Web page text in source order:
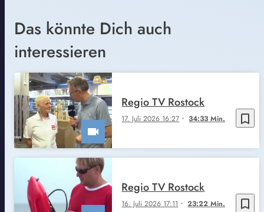
Das könnte Dich auch
interessieren
bookmark_border
17. Juli 2026 16:27 34:33 Min.
Regio TV Rostock
bookmark_border
16. Juli 2026 17:11 23:22 Min.
Regio TV Rostock